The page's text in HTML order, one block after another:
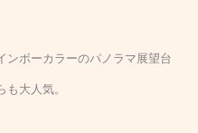
ンボーカラーのパノラマ展望台
も大人気。